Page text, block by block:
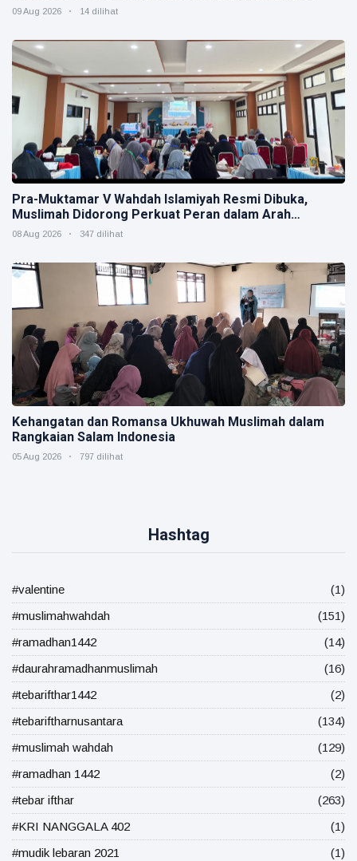
09 Aug 2026 14 dilihat
Pra-Muktamar V Wahdah Islamiyah Resmi Dibuka,
Muslimah Didorong Perkuat Peran dalam Arah
Strategis Organisasi
08 Aug 2026 347 dilihat
Kehangatan dan Romansa Ukhuwah Muslimah dalam
Rangkaian Salam Indonesia
05 Aug 2026 797 dilihat
Hashtag
#valentine
(1)
#muslimahwahdah
(151)
#ramadhan1442
(14)
#daurahramadhanmuslimah
(16)
#tebarifthar1442
(2)
#tebariftharnusantara
(134)
#muslimah wahdah
(129)
#ramadhan 1442
(2)
#tebar ifthar
(263)
#KRI NANGGALA 402
(1)
#mudik lebaran 2021
(1)